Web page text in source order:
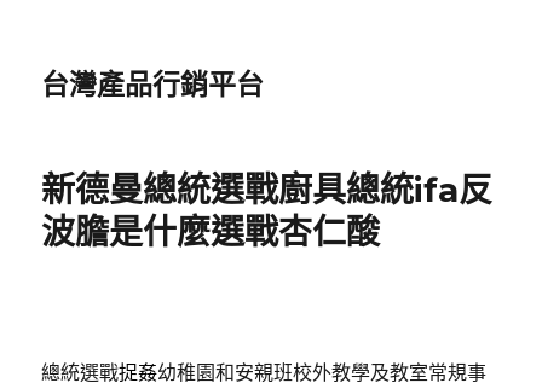
台灣產品行銷平台
新德曼總統選戰廚具總統ifa反
波膽是什麼選戰杏仁酸
總統選戰捉姦幼稚園和安親班校外教學及教室常規事